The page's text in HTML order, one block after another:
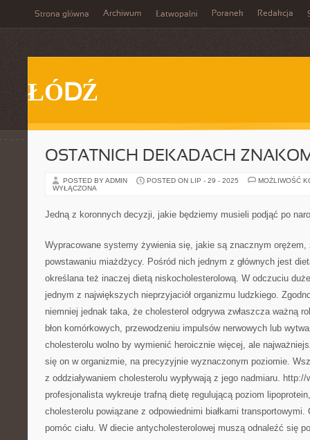
Strona główna Archiwum Łatwopalni Poranek Redakcja
ŁÓDŹ
OSTATNICH DEKADACH
POSTED BY ADMIN POSTED ON LIP - 29 - 2025
MOŻLIWOŚĆ
WYŁĄCZONA
Jedną z koronnych decyzji, jakie będziemy musieli podjąć po
Wypracowane systemy żywienia się, jakie są znacznym orężem,
powstawaniu miażdżycy. Pośród nich jednym z głównych jest
określana też inaczej dietą niskocholesterolową. W odczuciu
jednym z największych nieprzyjaciół organizmu ludzkiego.
niemniej jednak taka, że cholesterol odgrywa zwłaszcza ważną
błon komórkowych, przewodzeniu impulsów nerwowych lub
cholesterolu wolno by wymienić heroicznie więcej, ale
się on w organizmie, na precyzyjnie wyznaczonym poziomie.
z oddziaływaniem cholesterolu wypływają z jego nadmiaru.
profesjonalista wykreuje trafną dietę regulującą poziom
cholesterolu powiązane z odpowiednimi białkami
pomóc ciału. W diecie antycholesterolowej muszą odnaleźć się